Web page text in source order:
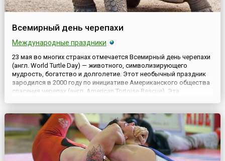
Всемирный день черепахи
Международные праздники
23 мая во многих странах отмечается Всемирный день черепахи
(англ. World Turtle Day) — животного, символизирующего
мудрость, богатство и долголетие. Этот необычный праздник
зародился в 2000 году по инициативе Американского общества
спасения черепах (англ. American Tortoise Rescue). Эта